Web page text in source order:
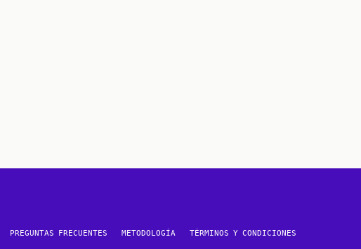
PREGUNTAS FRECUENTES METODOLOGÍA TÉRMINOS Y CONDICIONES